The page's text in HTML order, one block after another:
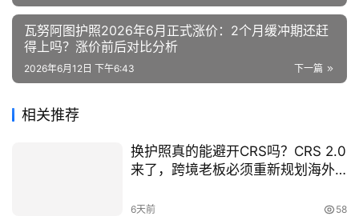
瓦努阿图护照2026年6月正式涨价：2个月缓冲期还赶
得上吗？涨价前后对比分析
下一篇
2026年6月12日 下午6:43
相关推荐
换护照真的能避开CRS吗？CRS 2.0
来了，跨境老板必须重新规划海外
6天前 58